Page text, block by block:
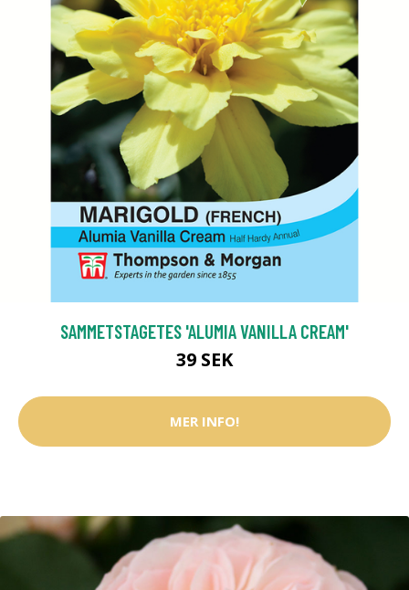
SAMMETSTAGETES 'ALUMIA VANILLA CREAM'
39 SEK
MER INFO!